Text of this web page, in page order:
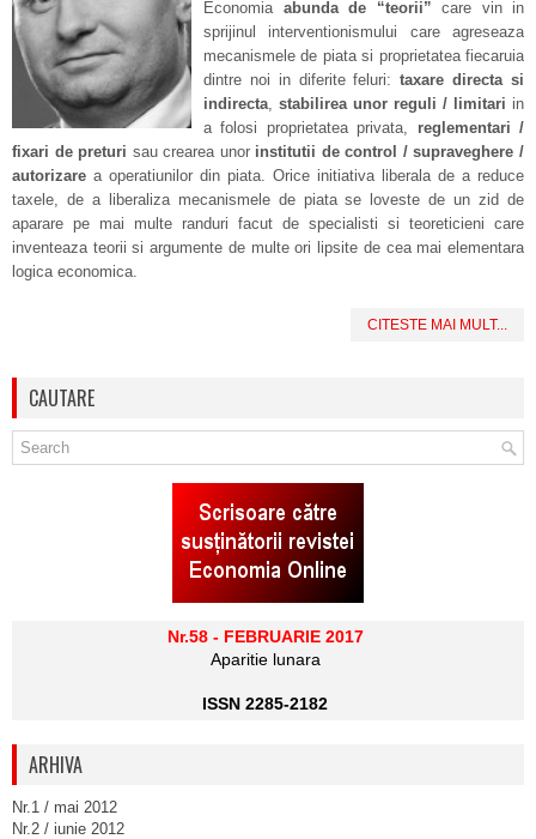
Economia abunda de “teorii” care vin in
sprijinul interventionismului care agreseaza
mecanismele de piata si proprietatea fiecaruia
dintre noi in diferite feluri: taxare directa si
indirecta, stabilirea unor reguli / limitari in
a folosi proprietatea privata, reglementari /
fixari de preturi sau crearea unor institutii de control / supraveghere /
autorizare a operatiunilor din piata. Orice initiativa liberala de a reduce
taxele, de a liberaliza mecanismele de piata se loveste de un zid de
aparare pe mai multe randuri facut de specialisti si teoreticieni care
inventeaza teorii si argumente de multe ori lipsite de cea mai elementara
logica economica.
CITESTE MAI MULT...
CAUTARE
Nr.58 - FEBRUARIE 2017
Aparitie lunara
ISSN 2285-2182
ARHIVA
Nr.1 / mai 2012
Nr.2 / iunie 2012